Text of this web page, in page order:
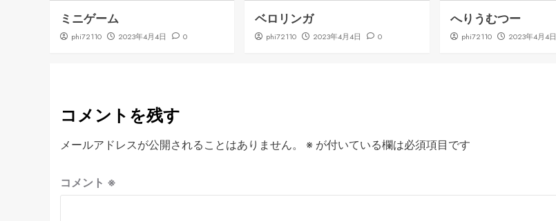
ミニゲーム
phi72110 2023年4月4日 0
ベロリンガ
phi72110 2023年4月4日 0
へりうむつー
phi72110 2023年4月4日
コメントを残す
メールアドレスが公開されることはありません。 ※ が付いている欄は必須項目です
コメント ※